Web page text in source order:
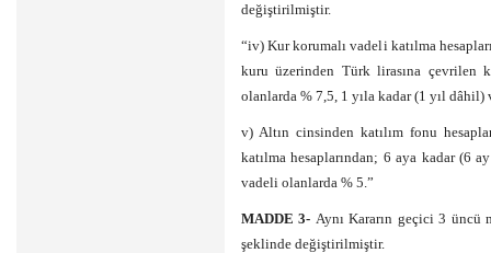
değiştirilmiştir.
“iv) Kur korumalı vadeli katılma
kuru üzerinden Türk lirasına çevrilen
olanlarda % 7,5, 1 yıla kadar (1 yıl
v) Altın cinsinden katılım fonu
katılma hesaplarından; 6 aya kadar (6
vadeli olanlarda % 5.”
MADDE 3- Aynı Kararın geçici 3 üncü
şeklinde değiştirilmiştir.